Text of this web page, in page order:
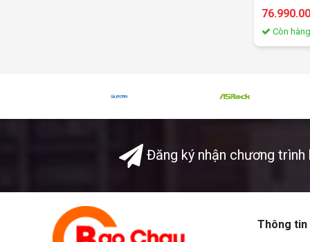
8GB
(2x8)16Gb
Còn hàng
Đăng ký nhận chương trình
Thông tin